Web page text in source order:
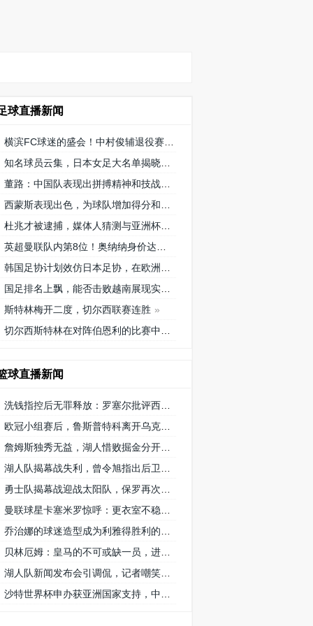
球直播新闻
横滨FC球迷的盛会！中村俊辅退役赛将在三泽球场再次相聚
知名球员云集，日本女足大名单揭晓
董路：中国队表现出拼搏精神和技战术水平，为国内青训鼓舞
西蒙斯表现出色，为球队增加得分和创造机会！
杜兆才被逮捕，媒体人猜测与亚洲杯搞黄的关系引发广泛讨论
英超曼联队内第8位！奥纳纳身价达到4000万欧元，成为喀麦隆最贵门将
韩国足协计划效仿日本足协，在欧洲设立办公室观察旅欧球员的身体情况
国足排名上飘，能否击败越南展现实力？
斯特林梅开二度，切尔西联赛连胜
切尔西斯特林在对阵伯恩利的比赛中获得 9/10 分的高分
球直播新闻
洗钱指控后无罪释放：罗塞尔批评西班牙司法系统的不公正待遇
欧冠小组赛后，鲁斯普特科离开乌克兰 矿工队前往俄罗斯，未来发展如何？
詹姆斯独秀无益，湖人惜败掘金分开赛季首秀
湖人队揭幕战失利，曾令旭指出后卫线需要适应，八村遇困难
勇士队揭幕战迎战太阳队，保罗再次创纪录延续1215场首发之路
曼联球星卡塞米罗惊呼：更衣室不稳定，球队对他要求低
乔治娜的球迷造型成为利雅得胜利的幸运符号
贝林厄姆：皇马的不可或缺一员，进球和助攻数据证明重要性
湖人队新闻发布会引调侃，记者嘲笑掘金队播音员8秒介绍首发阵容速度
沙特世界杯申办获亚洲国家支持，中国和澳大利亚的态度备受关注